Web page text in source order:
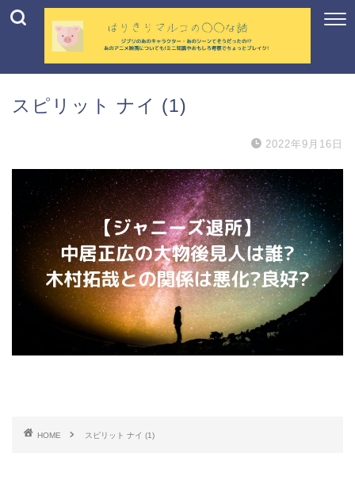
スピリット ナイ (1)
2022年9月16日
HOME スピリット ナイ (1)